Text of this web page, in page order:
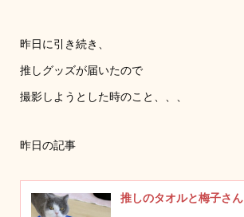
昨日に引き続き、
推しグッズが届いたので
撮影しようとした時のこと、、、
昨日の記事
推しのタオルと梅子さん